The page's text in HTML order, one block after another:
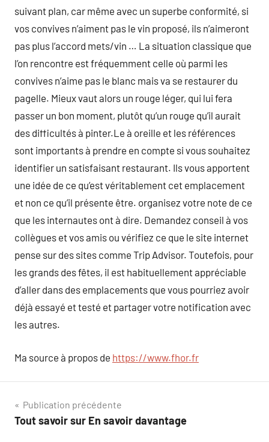
suivant plan, car même avec un superbe conformité, si
vos convives n’aiment pas le vin proposé, ils n’aimeront
pas plus l’accord mets/vin … La situation classique que
l’on rencontre est fréquemment celle où parmi les
convives n’aime pas le blanc mais va se restaurer du
pagelle. Mieux vaut alors un rouge léger, qui lui fera
passer un bon moment, plutôt qu’un rouge qu’il aurait
des difficultés à pinter.Le à oreille et les références
sont importants à prendre en compte si vous souhaitez
identifier un satisfaisant restaurant. Ils vous apportent
une idée de ce qu’est véritablement cet emplacement
et non ce qu’il présente être. organisez votre note de ce
que les internautes ont à dire. Demandez conseil à vos
collègues et vos amis ou vérifiez ce que le site internet
pense sur des sites comme Trip Advisor. Toutefois, pour
les grands des fêtes, il est habituellement appréciable
d’aller dans des emplacements que vous pourriez avoir
déjà essayé et testé et partager votre notification avec
les autres.
Ma source à propos de https://www.fhor.fr
Navigation
de
Publication précédente
Tout savoir sur En savoir davantage